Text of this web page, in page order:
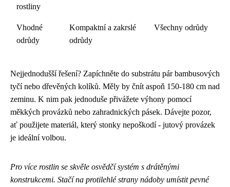
rostliny
Vhodné
odrůdy
Kompaktní a zakrslé
odrůdy
Všechny odrůdy
Nejjednodušší řešení? Zapíchněte do substrátu pár bambusových
tyčí nebo dřevěných kolíků. Měly by čnít aspoň 150-180 cm nad
zeminu. K nim pak jednoduše přivážete výhony pomocí
měkkých provázků nebo zahradnických pásek. Dávejte pozor,
ať použijete materiál, který stonky nepoškodí - jutový provázek
je ideální volbou.
Pro více rostlin se skvěle osvědčí systém s drátěnými
konstrukcemi. Stačí na protilehlé strany nádoby umístit pevné